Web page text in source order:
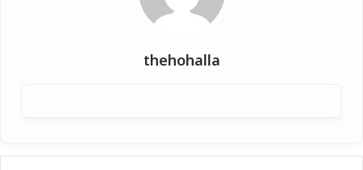
thehohalla